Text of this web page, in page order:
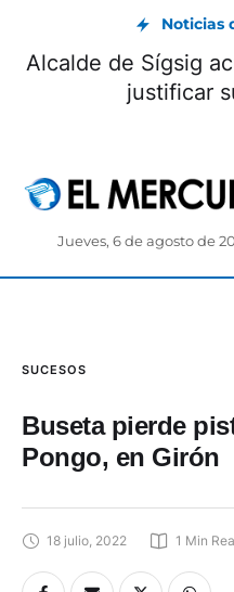
Noticias
Alcalde de Sígsig
justificar
Jueves, 6 de agosto de
SUCESOS
Buseta pierde
Pongo, en Girón
18 julio, 2022 1 Min